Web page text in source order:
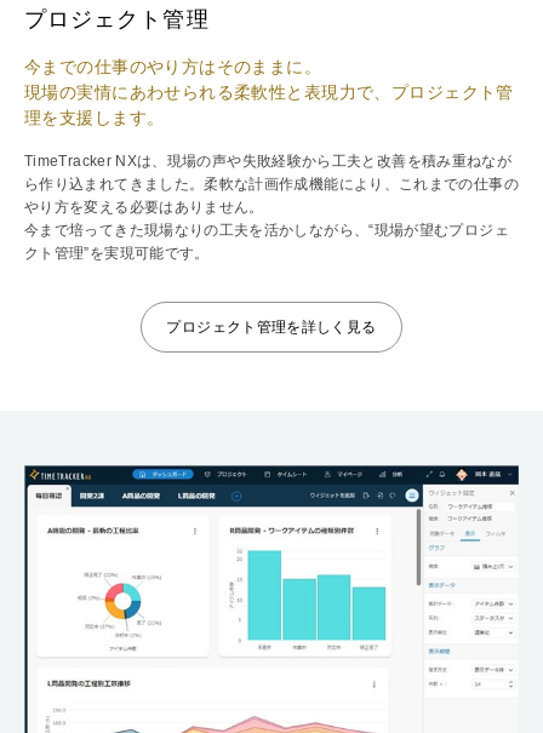
プロジェクト管理
今までの仕事のやり方はそのままに。
現場の実情にあわせられる柔軟性と表現力で、 プロジェクト管
理を支援します。
TimeTracker NXは、現場の声や失敗経験から工夫と改善を積み重ねなが
ら作り込まれてきました。柔軟な計画作成機能により、これまでの仕事の
やり方を変える必要はありません。
今まで培ってきた現場なりの工夫を活かしながら、“現場が望むプロジェ
クト管理”を実現可能です。
プロジェクト管理を詳しく見る